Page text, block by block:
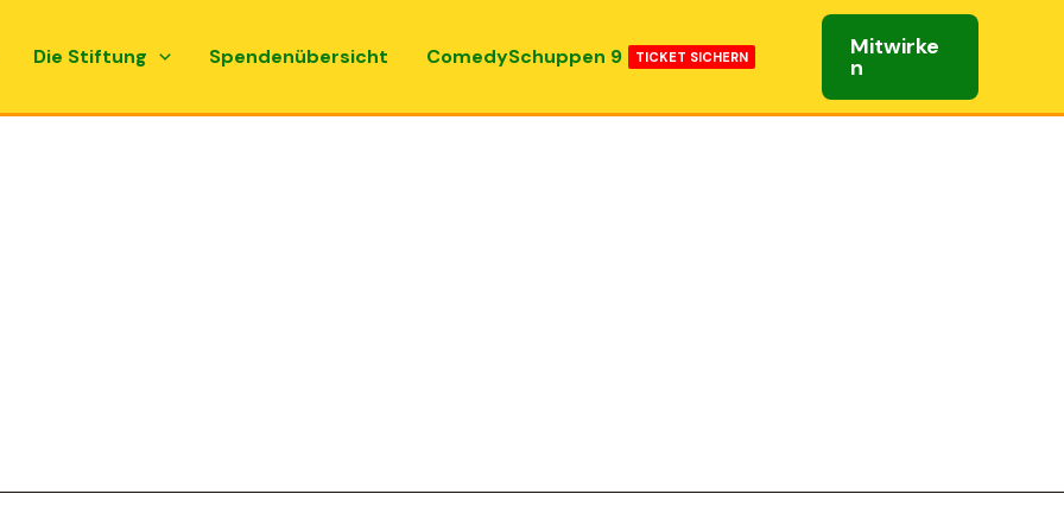
Die Stiftung Spendenübersicht ComedySchuppen 9 TICKET SICHERN Mitwirke
n